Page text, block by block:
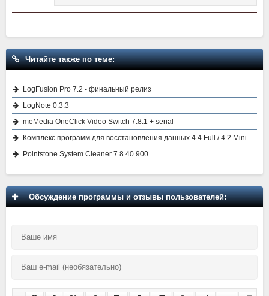
Читайте также по теме:
LogFusion Pro 7.2 - финальный релиз
LogNote 0.3.3
meMedia OneClick Video Switch 7.8.1 + serial
Комплекс программ для восстановления данных 4.4 Full / 4.2 Mini
Pointstone System Cleaner 7.8.40.900
Обсуждение программы и отзывы пользователей: